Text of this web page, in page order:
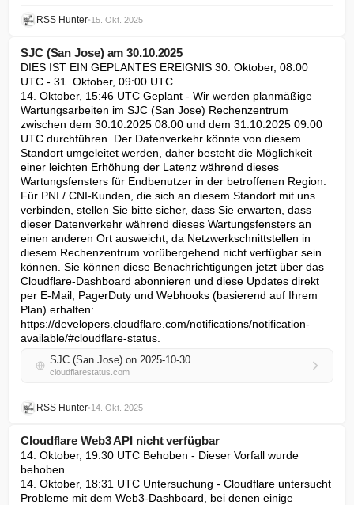
RSS Hunter•15. Okt. 2025
SJC (San Jose) am 30.10.2025
DIES IST EIN GEPLANTES EREIGNIS 30. Oktober, 08:00
UTC - 31. Oktober, 09:00 UTC
14. Oktober, 15:46 UTC Geplant - Wir werden planmäßige
Wartungsarbeiten im SJC (San Jose) Rechenzentrum
zwischen dem 30.10.2025 08:00 und dem 31.10.2025 09:00
UTC durchführen. Der Datenverkehr könnte von diesem
Standort umgeleitet werden, daher besteht die Möglichkeit
einer leichten Erhöhung der Latenz während dieses
Wartungsfensters für Endbenutzer in der betroffenen Region.
Für PNI / CNI-Kunden, die sich an diesem Standort mit uns
verbinden, stellen Sie bitte sicher, dass Sie erwarten, dass
dieser Datenverkehr während dieses Wartungsfensters an
einen anderen Ort ausweicht, da Netzwerkschnittstellen in
diesem Rechenzentrum vorübergehend nicht verfügbar sein
können. Sie können diese Benachrichtigungen jetzt über das
Cloudflare-Dashboard abonnieren und diese Updates direkt
per E-Mail, PagerDuty und Webhooks (basierend auf Ihrem
Plan) erhalten:
https://developers.cloudflare.com/notifications/notification-
available/#cloudflare-status.
SJC (San Jose) on 2025-10-30
cloudflarestatus.com
RSS Hunter•14. Okt. 2025
Cloudflare Web3 API nicht verfügbar
14. Oktober, 19:30 UTC Behoben - Dieser Vorfall wurde
behoben.
14. Oktober, 18:31 UTC Untersuchung - Cloudflare untersucht
Probleme mit dem Web3-Dashboard, bei denen einige